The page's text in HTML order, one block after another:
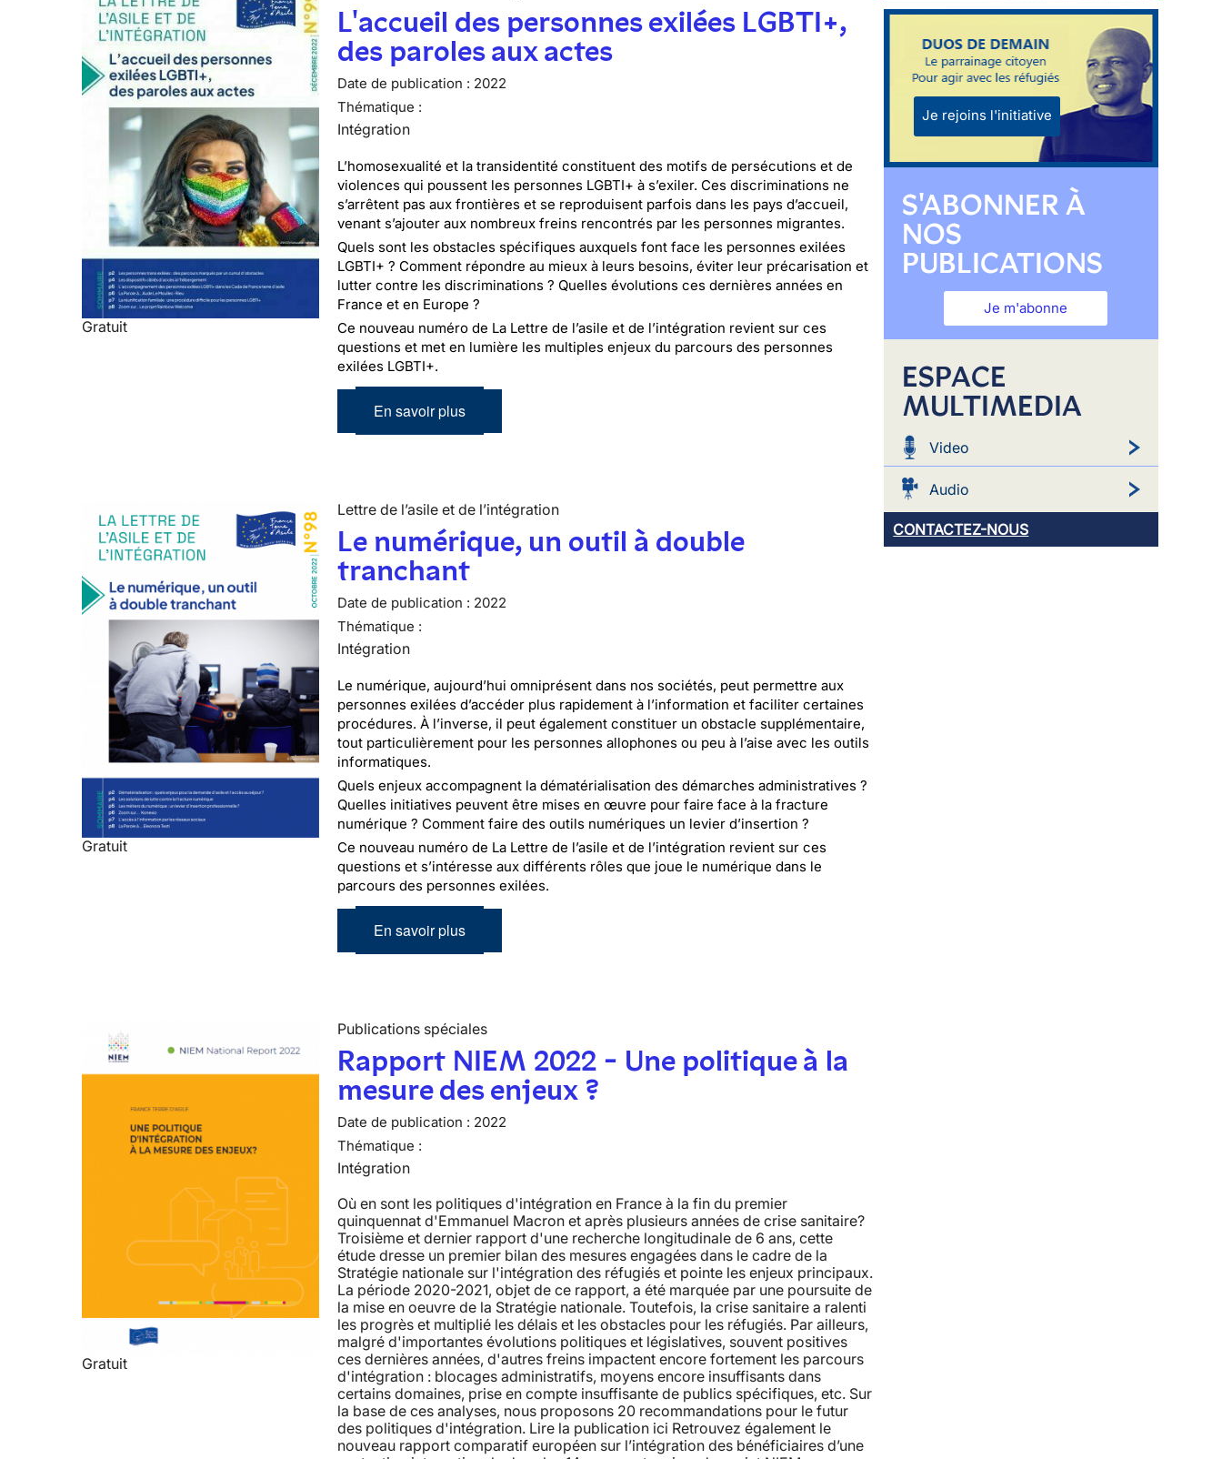
Gratuit
L'accueil des personnes exilées LGBTI+,
des paroles aux actes
Date de publication : 2022
Thématique :
Intégration
L’homosexualité et la transidentité constituent des motifs de persécutions et de
violences qui poussent les personnes LGBTI+ à s’exiler. Ces discriminations ne
s’arrêtent pas aux frontières et se reproduisent parfois dans les pays d’accueil,
venant s’ajouter aux nombreux freins rencontrés par les personnes migrantes.
Quels sont les obstacles spécifiques auxquels font face les personnes exilées
LGBTI+ ? Comment répondre au mieux à leurs besoins, éviter leur précarisation et
lutter contre les discriminations ? Quelles évolutions ces dernières années en
France et en Europe ?
Ce nouveau numéro de La Lettre de l’asile et de l’intégration revient sur ces
questions et met en lumière les multiples enjeux du parcours des personnes
exilées LGBTI+.
En savoir plus
Gratuit
Lettre de l’asile et de l’intégration
Le numérique, un outil à double
tranchant
Date de publication : 2022
Thématique :
Intégration
Le numérique, aujourd’hui omniprésent dans nos sociétés, peut permettre aux
personnes exilées d’accéder plus rapidement à l’information et faciliter certaines
procédures. À l’inverse, il peut également constituer un obstacle supplémentaire,
tout particulièrement pour les personnes allophones ou peu à l’aise avec les outils
informatiques.
Quels enjeux accompagnent la dématérialisation des démarches administratives ?
Quelles initiatives peuvent être mises en œuvre pour faire face à la fracture
numérique ? Comment faire des outils numériques un levier d’insertion ?
Ce nouveau numéro de La Lettre de l’asile et de l’intégration revient sur ces
questions et s’intéresse aux différents rôles que joue le numérique dans le
parcours des personnes exilées.
En savoir plus
Gratuit
Publications spéciales
Rapport NIEM 2022 - Une politique à la
mesure des enjeux ?
Date de publication : 2022
Thématique :
Intégration
Où en sont les politiques d'intégration en France à la fin du premier
quinquennat d'Emmanuel Macron et après plusieurs années de crise sanitaire?
Troisième et dernier rapport d'une recherche longitudinale de 6 ans, cette
étude dresse un premier bilan des mesures engagées dans le cadre de la
Stratégie nationale sur l'intégration des réfugiés et pointe les enjeux principaux.
La période 2020-2021, objet de ce rapport, a été marquée par une poursuite de
la mise en oeuvre de la Stratégie nationale. Toutefois, la crise sanitaire a ralenti
les progrès et multiplié les délais et les obstacles pour les réfugiés. Par ailleurs,
malgré d'importantes évolutions politiques et législatives, souvent positives
ces dernières années, d'autres freins impactent encore fortement les parcours
d'intégration : blocages administratifs, moyens encore insuffisants dans
certains domaines, prise en compte insuffisante de publics spécifiques, etc. Sur
la base de ces analyses, nous proposons 20 recommandations pour le futur
des politiques d'intégration. Lire la publication ici Retrouvez également le
nouveau rapport comparatif européen sur l’intégration des bénéficiaires d’une
Je rejoins l'initiative
S'ABONNER À
NOS
PUBLICATIONS
Je m'abonne
ESPACE
MULTIMEDIA
Video
Audio
CONTACTEZ-NOUS